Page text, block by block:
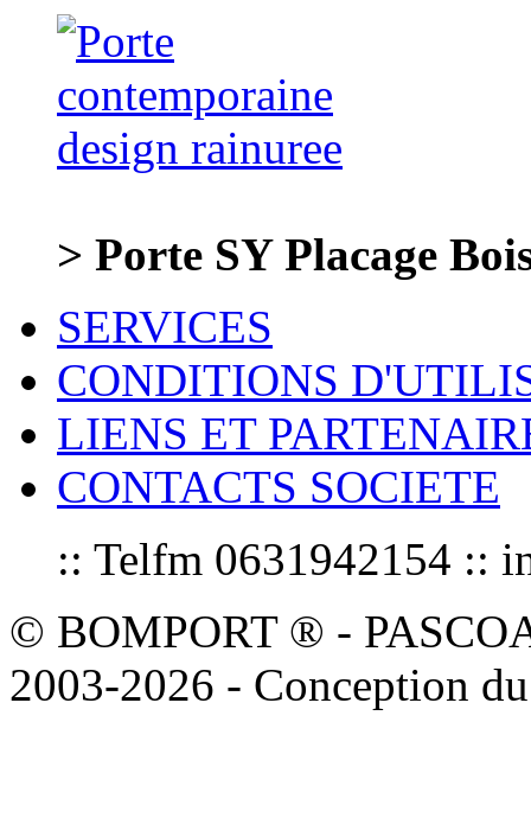
> Porte SY Placage
SERVICES
CONDITIONS
LIENS ET
CONTACTS SOCIETE
:: Telfm 0631942154 ::
© BOMPORT ® -
2003-2026 - Conception